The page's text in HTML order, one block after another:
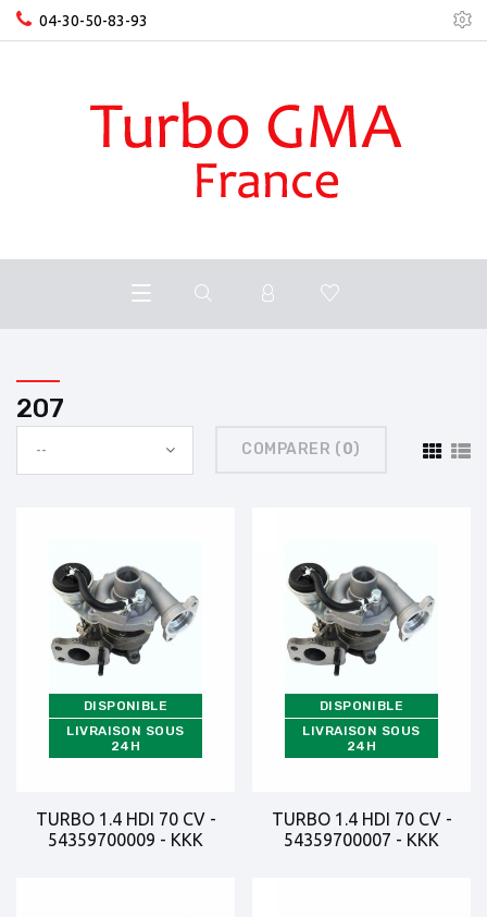
04-30-50-83-93
207
-- COMPARER (0)
DISPONIBLE
LIVRAISON SOUS
24H
TURBO 1.4 HDI 70 CV -
54359700009 - KKK
DISPONIBLE
LIVRAISON SOUS
24H
TURBO 1.4 HDI 70 CV -
54359700007 - KKK